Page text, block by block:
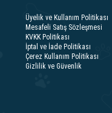
Üyelik ve Kullanım Politikası
Mesafeli Satış Sözleşmesi
KVKK Politikası
İptal ve İade Politikası
Çerez Kullanım Politikası
Gizlilik ve Güvenlik